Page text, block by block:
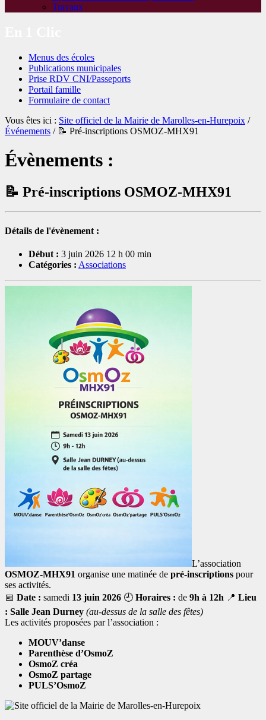
Travaux
Menus des écoles
Publications municipales
Prise RDV CNI/Passeports
Portail famille
Formulaire de contact
Vous êtes ici : Site officiel de la Mairie de Marolles-en-Hurepoix /
Événements / 📝 Pré‑inscriptions OSMOZ‑MHX91
Évènements :
📝 Pré‑inscriptions OSMOZ‑MHX91
Détails de l'évènement :
Début : 3 juin 2026 12 h 00 min
Catégories : Associations
L’association
OSMOZ‑MHX91 organise une matinée de pré‑inscriptions pour
ses activités.
📅 Date : samedi 13 juin 2026 🕘 Horaires : de 9h à 12h 📍 Lieu
: Salle Jean Durney (au‑dessus de la salle des fêtes)
Les activités proposées par l’association :
MOUV’danse
Parenthèse d’OsmoZ
OsmoZ créa
OsmoZ partage
PULS’OsmoZ